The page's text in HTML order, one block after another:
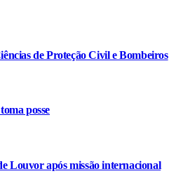
de Proteção Civil e Bombeiros
posse
Louvor após missão internacional